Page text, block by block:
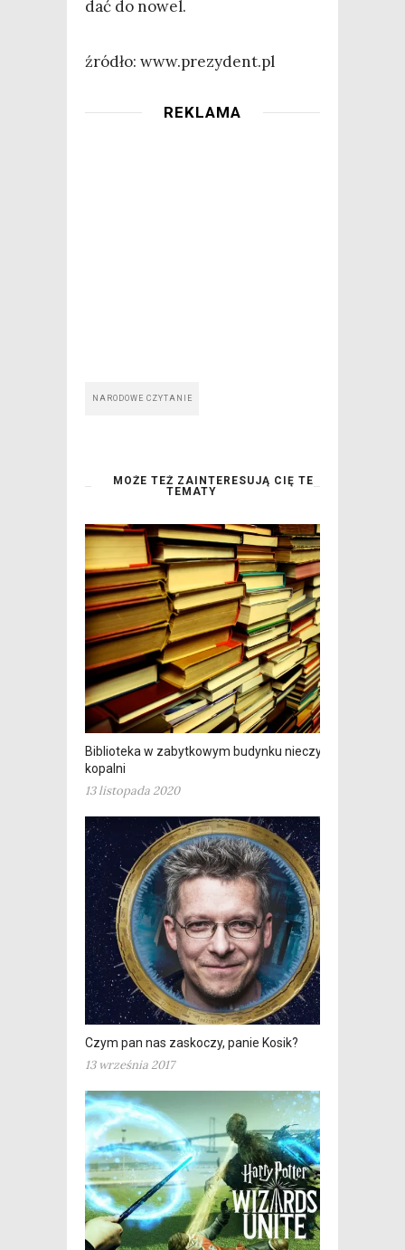
dać do nowel.
źró­dło: www.prezydent.pl
REKLAMA
NARODOWE CZYTANIE
MOŻE TEŻ ZAINTERESUJĄ CIĘ TE
TEMATY
Biblioteka w zabytkowym budynku nieczynnej
kopalni
13 listopada 2020
Czym pan nas zaskoczy, panie Kosik?
13 września 2017